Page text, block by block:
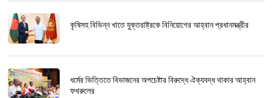
কৃষিসহ বিভিন্ন খাতে যুক্তরাষ্ট্রকে বিনিয়োগের আহ্বান প্রধানমন্ত্রীর
ধর্মের ভিত্তিতে বিভাজনের অপচেষ্টার বিরুদ্ধে ঐক্যবদ্ধ থাকার আহ্বান
ফখরুলের